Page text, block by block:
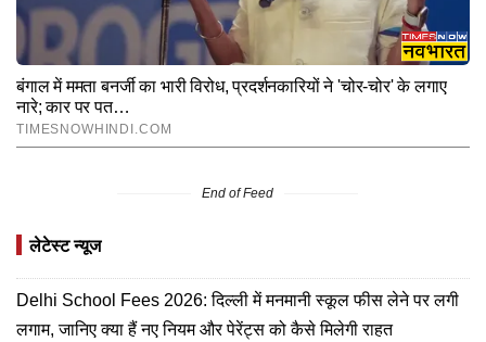
End of Feed
लेटेस्ट न्यूज
Delhi School Fees 2026: दिल्ली में मनमानी स्कूल फीस लेने पर लगी
लगाम, जानिए क्या हैं नए नियम और पेरेंट्स को कैसे मिलेगी राहत